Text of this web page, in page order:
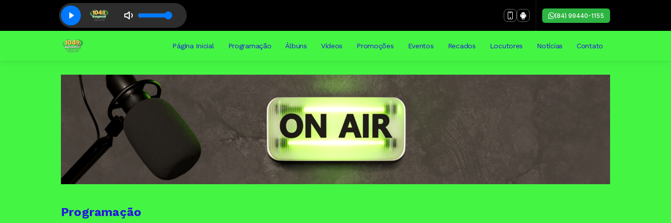
(84) 99440-1155
Página Inicial Programação Álbuns Vídeos Promoções Eventos Recados Locutores Notícias Contato
Programação